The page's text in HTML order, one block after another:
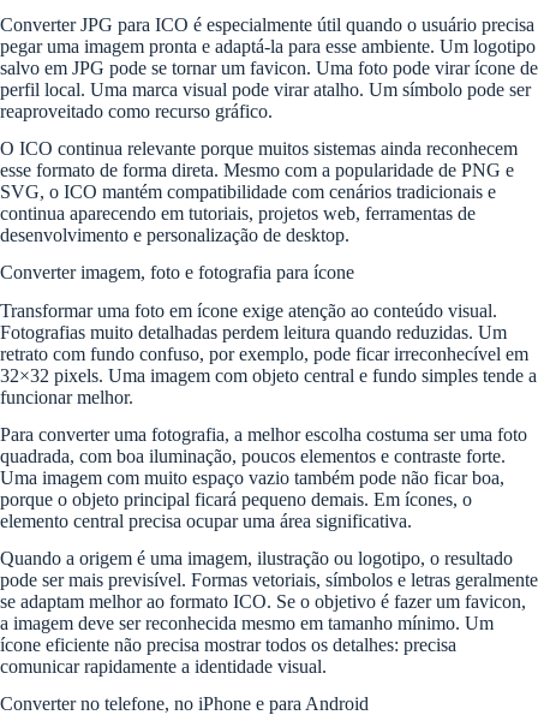
Converter JPG para ICO é especialmente útil quando o usuário precisa
pegar uma imagem pronta e adaptá-la para esse ambiente. Um logotipo
salvo em JPG pode se tornar um favicon. Uma foto pode virar ícone de
perfil local. Uma marca visual pode virar atalho. Um símbolo pode ser
reaproveitado como recurso gráfico.
O ICO continua relevante porque muitos sistemas ainda reconhecem
esse formato de forma direta. Mesmo com a popularidade de PNG e
SVG, o ICO mantém compatibilidade com cenários tradicionais e
continua aparecendo em tutoriais, projetos web, ferramentas de
desenvolvimento e personalização de desktop.
Converter imagem, foto e fotografia para ícone
Transformar uma foto em ícone exige atenção ao conteúdo visual.
Fotografias muito detalhadas perdem leitura quando reduzidas. Um
retrato com fundo confuso, por exemplo, pode ficar irreconhecível em
32×32 pixels. Uma imagem com objeto central e fundo simples tende a
funcionar melhor.
Para converter uma fotografia, a melhor escolha costuma ser uma foto
quadrada, com boa iluminação, poucos elementos e contraste forte.
Uma imagem com muito espaço vazio também pode não ficar boa,
porque o objeto principal ficará pequeno demais. Em ícones, o
elemento central precisa ocupar uma área significativa.
Quando a origem é uma imagem, ilustração ou logotipo, o resultado
pode ser mais previsível. Formas vetoriais, símbolos e letras geralmente
se adaptam melhor ao formato ICO. Se o objetivo é fazer um favicon,
a imagem deve ser reconhecida mesmo em tamanho mínimo. Um
ícone eficiente não precisa mostrar todos os detalhes: precisa
comunicar rapidamente a identidade visual.
Converter no telefone, no iPhone e para Android